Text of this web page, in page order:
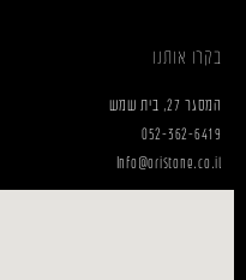
בקרו אותנו
המסגר 27, בית שמש
052-362-6419
Info@oristone.co.il